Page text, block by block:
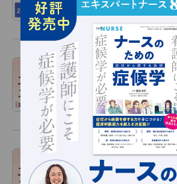
日本老年看護学会が『認
関の架け橋となる看護へ
2026/06/29 ニュース
『看護職の「多様で柔軟
援ブック』が公開